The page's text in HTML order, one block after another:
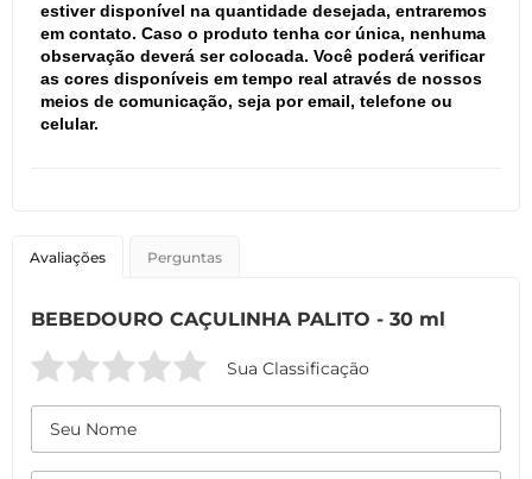
estiver disponível na quantidade desejada, entraremos
em contato. Caso o produto tenha cor única, nenhuma
observação deverá ser colocada. Você poderá verificar
as cores disponíveis em tempo real através de nossos
meios de comunicação, seja por email, telefone ou
celular.
Avaliações Perguntas
BEBEDOURO CAÇULINHA PALITO - 30 ml
Sua Classificação